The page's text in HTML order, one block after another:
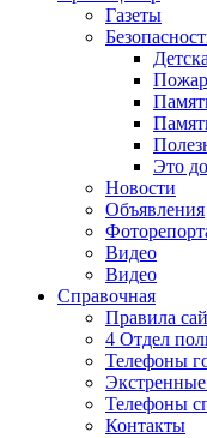
Газеты
Это
Новости
Объявления
Видео
Видео
Справочная
Правила
4 Отдел
Телефоны
Телефоны
Контакты